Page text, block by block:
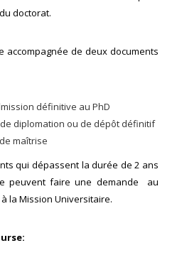
doctorat.
accompagnée de deux documents
définitive au PhD
de diplomation ou de dépôt définitif
maîtrise
qui dépassent la durée de 2 ans
peuvent faire une demande au
la Mission Universitaire.